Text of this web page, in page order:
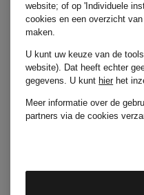
website; of op 'Individuele
cookies en een overzicht
maken.
U kunt uw keuze van de
website). Dat heeft echter
gegevens. U kunt hierhet
Meer informatie over de
partners via de cookies